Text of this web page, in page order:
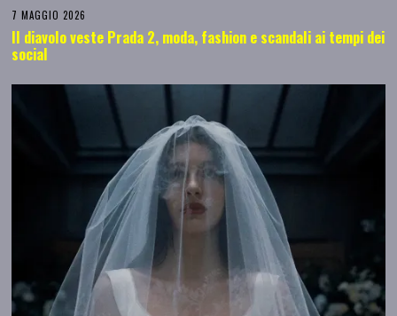
7 MAGGIO 2026
Il diavolo veste Prada 2, moda, fashion e scandali ai tempi dei
social